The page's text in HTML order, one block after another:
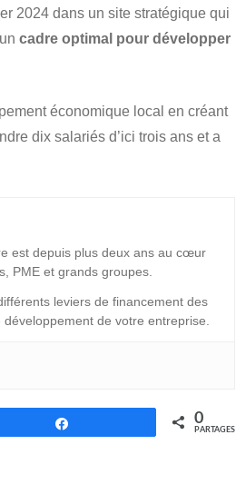
2024 dans un site stratégique qui
cadre optimal pour développer
économique local en créant
dix salariés d’ici trois ans et a
est depuis plus deux ans au cœur
PME et grands groupes.
leviers de financement des
de votre entreprise.
0
PARTAGES